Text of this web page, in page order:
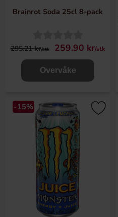
Brainrot Soda 25cl 8-pack
295.21 kr/stk 259.90 kr/stk
Overvåke
-15%